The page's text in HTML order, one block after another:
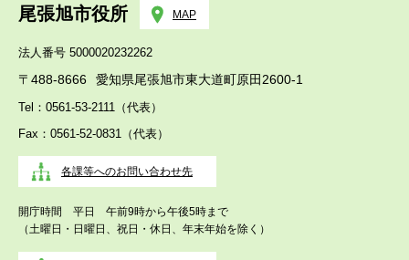
尾張旭市役所 MAP
法人番号 5000020232262
〒488-8666 愛知県尾張旭市東大道町原田2600-1
Tel：0561-53-2111（代表）
Fax：0561-52-0831（代表）
各課等へのお問い合わせ先
開庁時間 平日 午前9時から午後5時まで
（土曜日・日曜日、祝日・休日、年末年始を除く）